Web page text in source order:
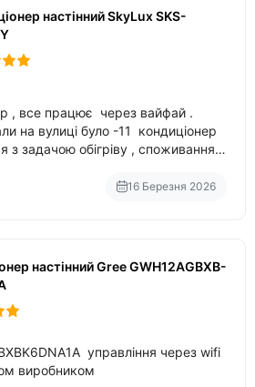
настінний SkyLux SKS-
, все працює через вайфай .
на вулиці було -11 кондиціонер
з задачою обігріву , споживання
16 Березня 2026
настінний Gree GWH12AGBXB-
управління через wifi
виробником